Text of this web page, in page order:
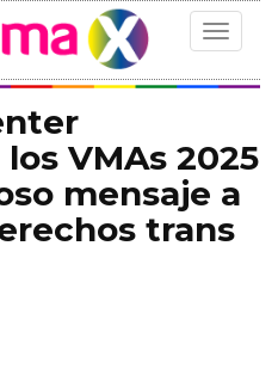
Toggle
VMAs 2025
mensaje a
trans